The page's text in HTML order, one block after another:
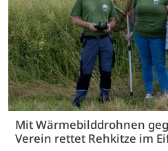
Mit Wärmebilddrohnen
Verein rettet Rehkitze im